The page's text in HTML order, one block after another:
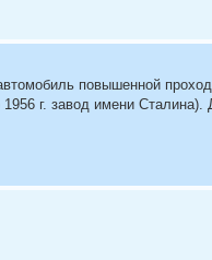
повышенной
г. завод имени